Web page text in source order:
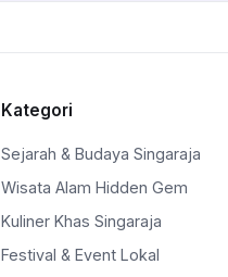
Kategori
Sejarah & Budaya Singaraja
Wisata Alam Hidden Gem
Kuliner Khas Singaraja
Festival & Event Lokal